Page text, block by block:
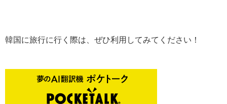
韓国に旅行に行く際は、ぜひ利用してみてください！